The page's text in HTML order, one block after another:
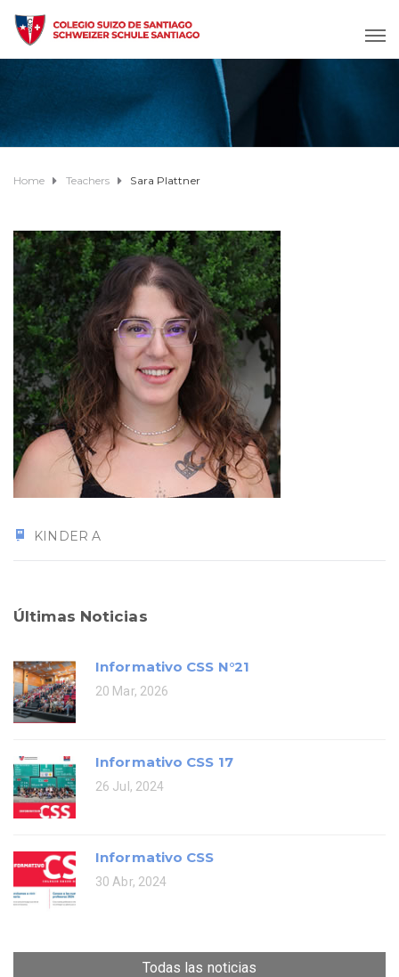
Home Teachers Sara Plattner
KINDER A
Últimas Noticias
Informativo CSS N°21
20 Mar, 2026
Informativo CSS 17
26 Jul, 2024
Informativo CSS
30 Abr, 2024
Todas las noticias